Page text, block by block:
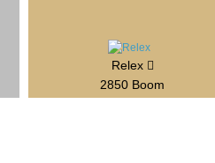
Relex
2850 Boom